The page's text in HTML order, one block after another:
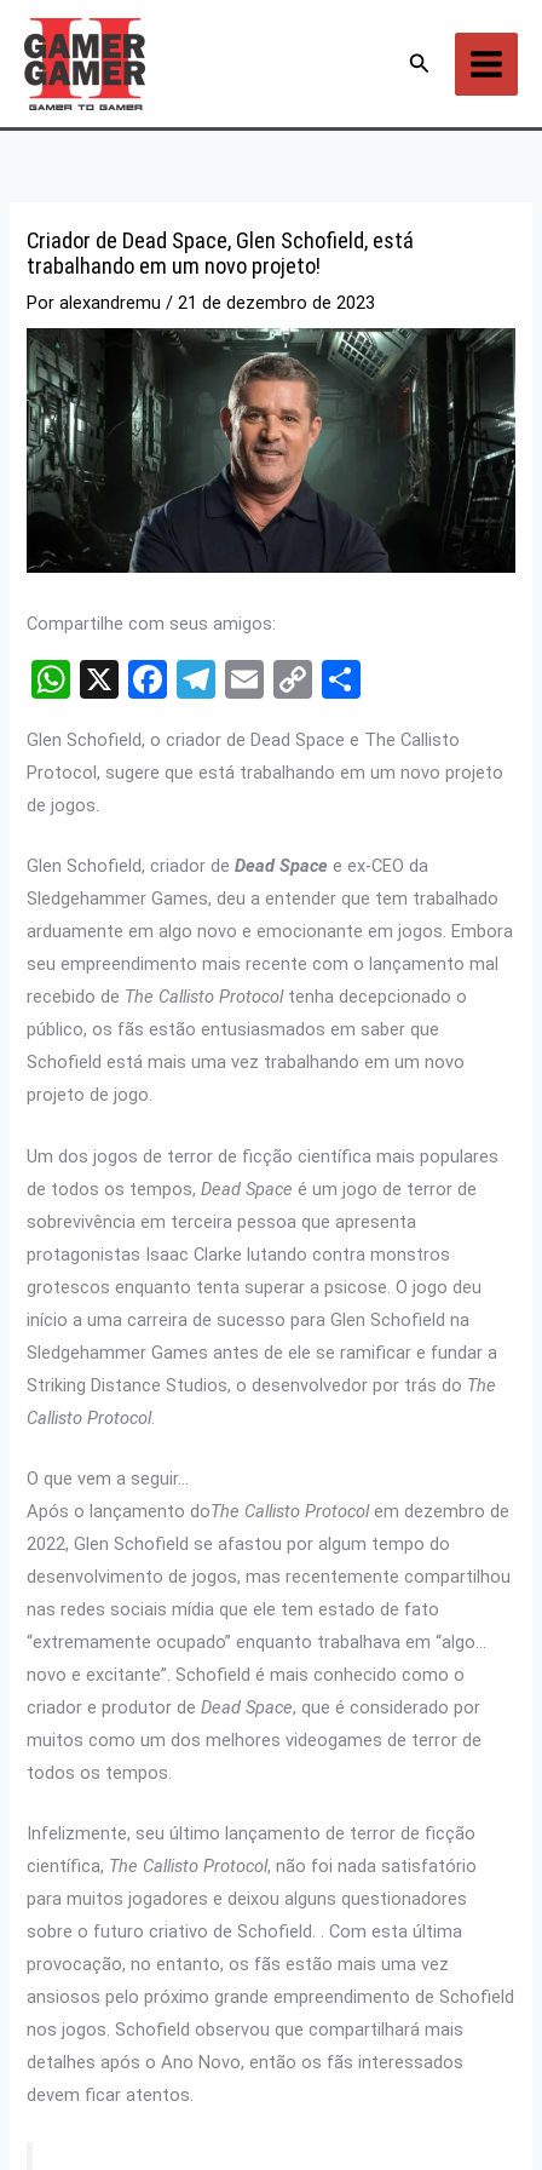
para
conteúdo
Pesquisar
Criador de Dead Space, Glen Schofield, está
trabalhando em um novo projeto!
Poralexandremu/21 de dezembro de 2023
Compartilhe com seus amigos:
W
at
s
p
p
X
F
ce
b
o
k
T
e
m
E
ail
C
py
k
ar
Glen Schofield, o criador de Dead Space e The Callisto
Protocol, sugere que está trabalhando em um novo projeto
de jogos.
Glen Schofield, criador deDead Space e ex-CEO da
Sledgehammer Games, deu a entender que tem trabalhado
arduamente em algo novo e emocionante em jogos. Embora
seu empreendimento mais recente com o lançamento mal
recebido de The Callisto Protocoltenha decepcionado o
público, os fãs estão entusiasmados em saber que
Schofield está mais uma vez trabalhando em um novo
projeto de jogo.
Um dos jogos de terror de ficção científica mais populares
de todos os tempos,Dead Space é um jogo de terror de
sobrevivência em terceira pessoa que apresenta
protagonistas Isaac Clarke lutando contra monstros
grotescos enquanto tenta superar a psicose. O jogo deu
início a uma carreira de sucesso para Glen Schofield na
Sledgehammer Games antes de ele se ramificar e fundar a
Striking Distance Studios, o desenvolvedor por trás do The
Callisto Protocol.
O que vem a seguir…
Após o lançamento doThe Callisto Protocolem dezembro de
2022, Glen Schofield se afastou por algum tempo do
desenvolvimento de jogos, mas recentemente compartilhou
nas redes sociais mídia que ele tem estado de fato
“extremamente ocupado” enquanto trabalhava em “algo…
novo e excitante”. Schofield é mais conhecido como o
criador e produtor deDead Space, que é considerado por
muitos como um dos melhores videogames de terror de
todos os tempos.
Infelizmente, seu último lançamento de terror de ficção
científica, The Callisto Protocol, não foi nada satisfatório
para muitos jogadores e deixou alguns questionadores
sobre o futuro criativo de Schofield. . Com esta última
provocação, no entanto, os fãs estão mais uma vez
ansiosos pelo próximo grande empreendimento de Schofield
nos jogos. Schofield observou que compartilhará mais
detalhes após o Ano Novo, então os fãs interessados ​​
devem ficar atentos.